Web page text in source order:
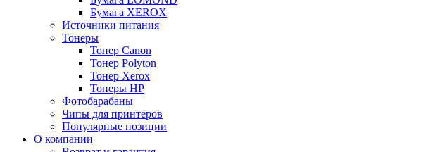
Бумага XEROX
Источники питания
Тонеры
Тонер Canon
Тонер Polyton
Тонер Xerox
Тонеры HP
Фотобарабаны
Чипы для принтеров
Популярные позиции
О компании